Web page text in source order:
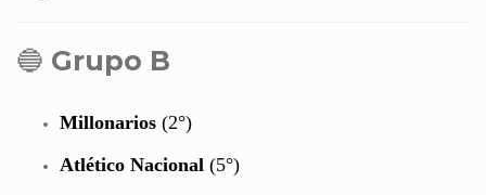
🔵 Grupo B
Millonarios (2°)
Atlético Nacional (5°)